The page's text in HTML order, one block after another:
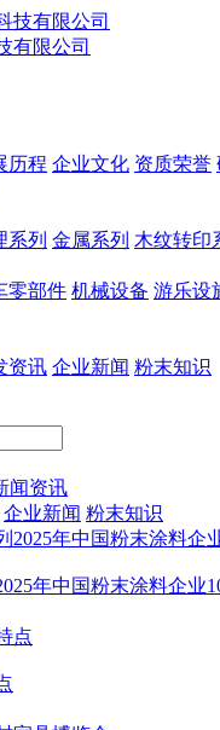
有限公司
历程 企业文化 资质荣誉
系列 金属系列 木纹转印
零部件 机械设备 游乐设
资讯 企业新闻 粉末知识
闻资讯
企业新闻 粉末知识
年中国粉末涂料企业